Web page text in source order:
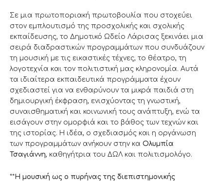
Σε μια πρωτοποριακή πρωτοβουλία που στοχεύει
στον εμπλουτισμό της προσχολικής και σχολικής
εκπαίδευσης, το Δημοτικό Ωδείο Λάρισας ξεκινάει μια
σειρά διαδραστικών προγραμμάτων που συνδυάζουν
τη μουσική με τις εικαστικές τέχνες, το θέατρο, τη
λογοτεχνία και τον πολιτιστική μας κληρονομία. Αυτά
τα ιδιαίτερα εκπαιδευτικά προγράμματα έχουν
σχεδιαστεί για να ενθαρύνουν τα μικρά παιδιά στη
δημιουργική έκφραση, ενισχύοντας τη γνωστική,
συναισθηματική και κοινωνική τους ανάπτυξη, ενώ τα
εισάγουν στην ομορφιά και το βάθος των τεχνών και
της ιστορίας. Η ιδέα, ο σχεδιασμός και η οργάνωση
των προγραμμάτων ανήκουν στην κα Ολυμπία
Τσαγιάννη, καθηγήτρια του ΔΩΛ και πολιτισμολόγο.
**Η μουσική ως ο πυρήνας της διεπιστημονικής